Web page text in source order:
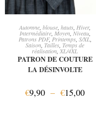
CHOIX DES OPTIONS
Automne blouse hauts Hiver,
Intermédiaire, Moyen, Niveau,
Patrons PDF,Printemps, S/XL,
Saison Tailles Temps de
réalisation ,XL/4XL
PATRON DE COUTURE
LA DÉSINVOLTE
€9,90 – €15,00